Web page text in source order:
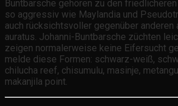
Buntbarsche gehören zu den
so aggressiv wie Maylandia und
auch rücksichtsvoller gegenüber
auratus. Johanni-Buntbarsche züchten
zeigen normalerweise keine Eifersucht
melde diese Formen: schwarz-weiß,
chilucha reef, chisumulu, masinje,
makanjila point.